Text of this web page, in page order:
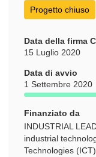
Progetto chiuso
Data della firma
15 Luglio 2020
Data di avvio
1 Settembre 2020
Finanziato da
INDUSTRIAL
industrial
Technologies (ICT)